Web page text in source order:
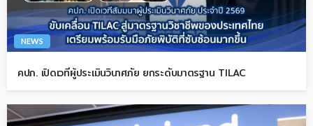
NEWS
คปภ. เปิดเวทีผู้ประเมินวินาศภัย ยกระดับมาตรฐาน TILAC